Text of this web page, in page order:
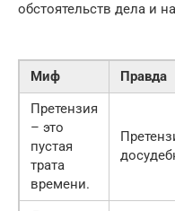
обстоятельств дела и
Миф
Правда
Претензия
– это
пустая
трата
времени.